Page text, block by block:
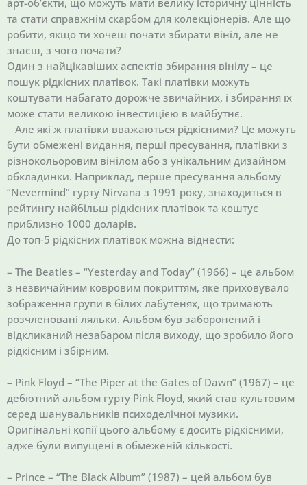
арт-об’єкти, що можуть мати велику історичну цінність
та стати справжнім скарбом для колекціонерів. Але що
робити, якщо ти хочеш почати збирати вініл, але не
знаєш, з чого почати?
Один з найцікавіших аспектів збирання вінілу – це
пошук рідкісних платівок. Такі платівки можуть
коштувати набагато дорожче звичайних, і збирання їх
може стати великою інвестицією в майбутнє.
Але які ж платівки вважаються рідкісними? Це можуть
бути обмежені видання, перші пресування, платівки з
різнокольоровим вінілом або з унікальним дизайном
обкладинки. Наприклад, перше пресування альбому
“Nevermind” гурту Nirvana з 1991 року, знаходиться в
рейтингу найбільш рідкісних платівок та коштує
приблизно 1000 доларів.
До топ-5 рідкісних платівок можна віднести:
– The Beatles – “Yesterday and Today” (1966) – це альбом
з незвичайним ковровим покриттям, яке приховувало
зображення групи в білих лабутенях, що тримають
розчленовані ляльки. Альбом був заборонений і
відкликаний незабаром після виходу, що зробило його
рідкісним і збірним.
– Pink Floyd – “The Piper at the Gates of Dawn” (1967) – це
дебютний альбом гурту Pink Floyd, який став культовим
серед шанувальників психоделічної музики.
Оригінальні копії цього альбому є досить рідкісними,
адже були випущені в обмеженій кількості.
– Prince – “The Black Album” (1987) – цей альбом був